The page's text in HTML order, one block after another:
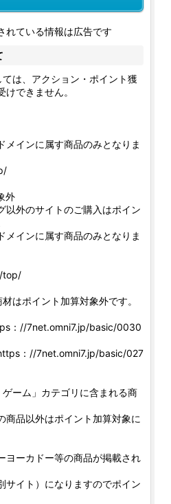
れている情報は広告です
は、アクション・ポイント獲
できません。
メインに属す商品のみとなりま
外
以外のサイトのご購入はポイン
メインに属す商品のみとなりま
top/
はポイント加算対象外です。
：//7net.omni7.jp/basic/0030
：//7net.omni7.jp/basic/027
ーム」カテゴリに含まれる商
品以外はポイント加算対象に
ヨーカドー等の商品が掲載され
サイト）になりますのでポイン